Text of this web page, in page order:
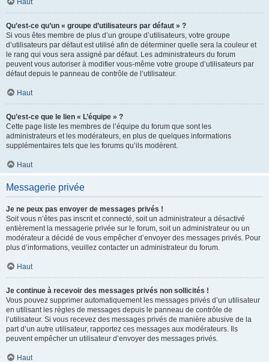
Haut
Qu’est-ce qu’un « groupe d’utilisateurs par défaut » ?
Si vous êtes membre de plus d’un groupe d’utilisateurs, votre groupe
d’utilisateurs par défaut est utilisé afin de déterminer quelle sera la couleur et
le rang qui vous sera assigné par défaut. Les administrateurs du forum
peuvent vous autoriser à modifier vous-même votre groupe d’utilisateurs par
défaut depuis le panneau de contrôle de l’utilisateur.
Haut
Qu’est-ce que le lien « L’équipe » ?
Cette page liste les membres de l’équipe du forum que sont les
administrateurs et les modérateurs, en plus de quelques informations
supplémentaires tels que les forums qu’ils modèrent.
Haut
Messagerie privée
Je ne peux pas envoyer de messages privés !
Soit vous n’êtes pas inscrit et connecté, soit un administrateur a désactivé
entièrement la messagerie privée sur le forum, soit un administrateur ou un
modérateur a décidé de vous empêcher d’envoyer des messages privés. Pour
plus d’informations, veuillez contacter un administrateur du forum.
Haut
Je continue à recevoir des messages privés non sollicités !
Vous pouvez supprimer automatiquement les messages privés d’un utilisateur
en utilisant les règles de messages depuis le panneau de contrôle de
l’utilisateur. Si vous recevez des messages privés de manière abusive de la
part d’un autre utilisateur, rapportez ces messages aux modérateurs. Ils
peuvent empêcher un utilisateur d’envoyer des messages privés.
Haut